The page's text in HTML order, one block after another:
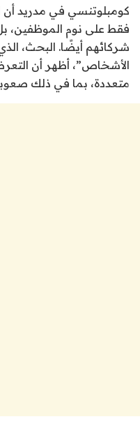
كومبلوتنسي في مدريد أن
فقط على نوم الموظفين،
شركائهم أيضًا. البحث،
الأشخاص”، أظهر أن
متعددة، بما في ذلك صعوبة